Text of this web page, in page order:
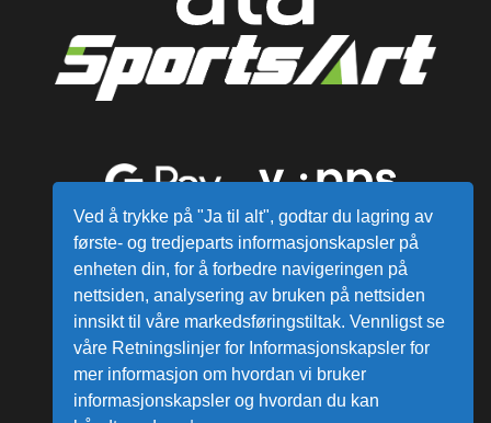
Alle varer sendes fra vårt lager i
Ved å trykke på "Ja til alt", godtar du lagring av
første- og tredjeparts informasjonskapsler på
enheten din, for å forbedre navigeringen på
nettsiden, analysering av bruken på nettsiden
innsikt til våre markedsføringstiltak. Vennligst se
våre Retningslinjer for Informasjonskapsler for
mer informasjon om hvordan vi bruker
informasjonskapsler og hvordan du kan